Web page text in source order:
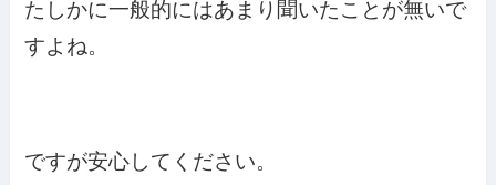
たしかに一般的にはあまり聞いたことが無いで
すよね。
ですが安心してください。